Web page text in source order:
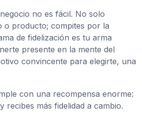
no es fácil. No solo
o producto; compites por la
de fidelización es tu arma
presente en la mente del
convincente para elegirte, una
con una recompensa enorme:
recibes más fidelidad a cambio.